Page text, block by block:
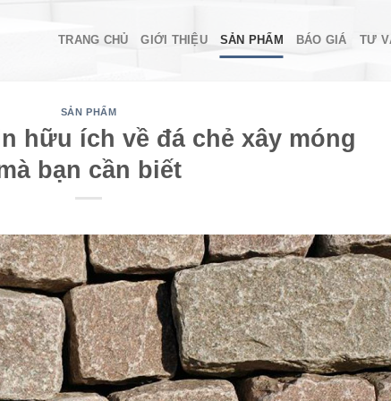
TRANG CHỦ GIỚI THIỆU SẢN PHẨM BÁO GIÁ TƯ
SẢN PHẨM
hữu ích về đá chẻ xây móng
bạn cần biết